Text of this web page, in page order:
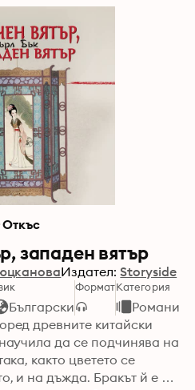
Откъс
западен вятър
Издател: Storyside
Български
ФорматКатегория
Романи
древните китайски
да се подчинява на
както цветето се
и на дъжда. Бракът й е